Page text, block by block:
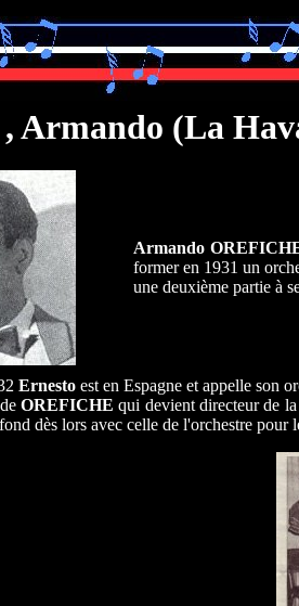
Armando (La
Armando
former en 1931 un
une deuxième partie à
Ernesto est en Espagne et appelle son
OREFICHEqui devient directeur de
dès lors avec celle de l'orchestre pour